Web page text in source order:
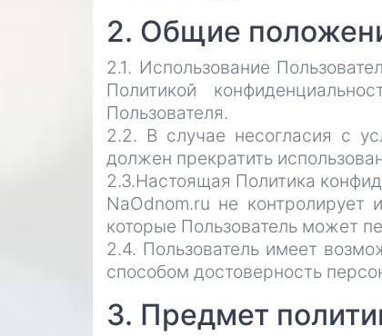
2. Общие
2.1. Использование
Политикой
Пользователя.
2.2. В случае несогласия с
должен прекратить
2.3.Настоящая Политика
NaOdnom.ru не контролирует
которые Пользователь может
2.4. Пользователь имеет
способом достоверность
3. Предмет